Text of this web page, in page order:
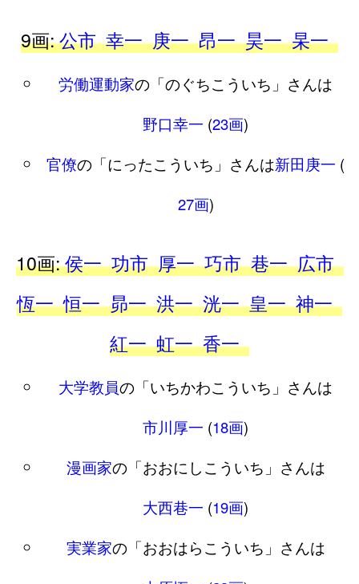
9画:公市 幸一 庚一 昂一 昊一 杲一
労働運動家の「のぐちこういち」さんは
野口幸一 (23画)
官僚の「にったこういち」さんは新田庚一 (
27画)
10画:侯一 功市 厚一 巧市 巷一 広市
恆一 恒一 昴一 洪一 洸一 皇一 神一
紅一 虹一 香一
大学教員の「いちかわこういち」さんは
市川厚一 (18画)
漫画家の「おおにしこういち」さんは
大西巷一 (19画)
実業家の「おおはらこういち」さんは